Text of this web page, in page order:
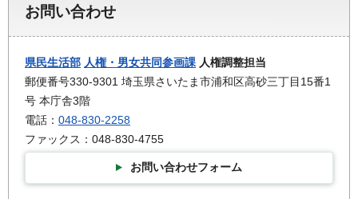
お問い合わせ
県民生活部 人権・男女共同参画課 人権調整担当
郵便番号330-9301 埼玉県さいたま市浦和区高砂三丁目15番1
号 本庁舎3階
電話： 048-830-2258
ファックス：048-830-4755
お問い合わせフォーム